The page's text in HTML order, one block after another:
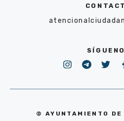
© AYUNTAMIENTO